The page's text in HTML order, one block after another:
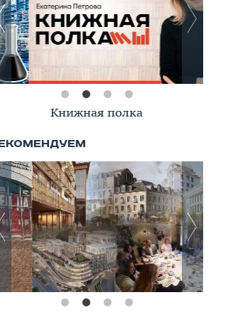
Книжная полка